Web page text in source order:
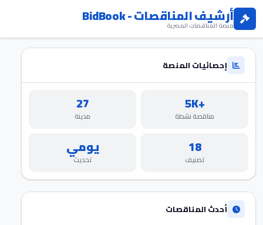
أرشيف المناقصات - BidBook
منصة المناقصات المصرية
إحصائيات المنصة
+5K
مناقصة نشطة
27
مدينة
18
تصنيف
يومي
تحديث
أحدث المناقصات